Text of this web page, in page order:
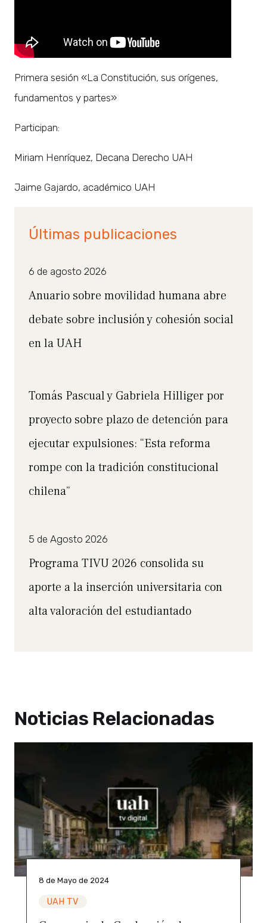
Primera sesión «La Constitución, sus orígenes,
fundamentos y partes»
Participan:
Miriam Henríquez, Decana Derecho UAH
Jaime Gajardo, académico UAH
Últimas publicaciones
6 de agosto 2026
Anuario sobre movilidad humana abre
debate sobre inclusión y cohesión social
en la UAH
Tomás Pascual y Gabriela Hilliger por
proyecto sobre plazo de detención para
ejecutar expulsiones: “Esta reforma
rompe con la tradición constitucional
chilena”
5 de Agosto 2026
Programa TIVU 2026 consolida su
aporte a la inserción universitaria con
alta valoración del estudiantado
Noticias Relacionadas
8 de Mayo de 2024
UAH TV